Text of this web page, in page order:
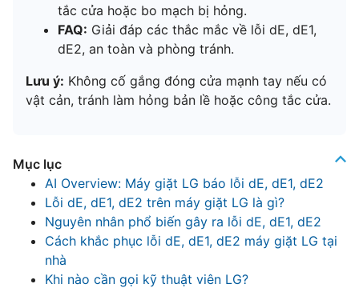
tắc cửa hoặc bo mạch bị hỏng.
FAQ: Giải đáp các thắc mắc về lỗi dE, dE1,
dE2, an toàn và phòng tránh.
Lưu ý: Không cố gắng đóng cửa mạnh tay nếu có
vật cản, tránh làm hỏng bản lề hoặc công tắc cửa.
Mục lục
AI Overview: Máy giặt LG báo lỗi dE, dE1, dE2
Lỗi dE, dE1, dE2 trên máy giặt LG là gì?
Nguyên nhân phổ biến gây ra lỗi dE, dE1, dE2
Cách khắc phục lỗi dE, dE1, dE2 máy giặt LG tại
nhà
Khi nào cần gọi kỹ thuật viên LG?